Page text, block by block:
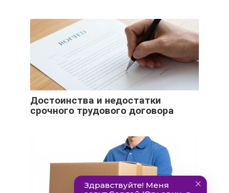
Достоинства и недостатки
срочного трудового договора